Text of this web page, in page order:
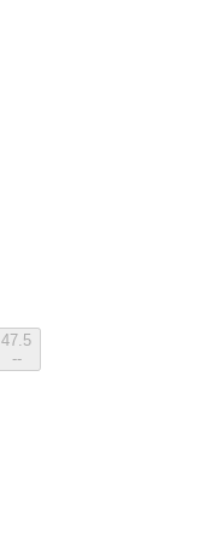
47.5
--